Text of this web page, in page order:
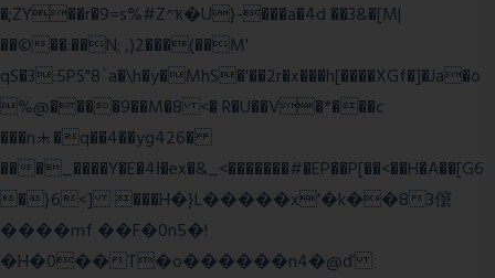
�;ZY��r�9=s%#Z^ҡ�U}-���a�4d ��3&�[M|
��©��:��N; ,)2���(��M'
qS�3:5PS"8`a�\h�y�MhS�'��2r�x���h[����XGf�]�Ja�o
%@����9��M�8 <� R�U��V�*���c
���n⯸�q��4��yg426�
���_����Y�E�4Ɨ�ex�&_<�������#�EP��P[��<��H�A��[G6
�}6<] ���H�}L�����x'�k��83僒
����mf ��F�0n5�!
�H�0��T�o������n4�@ď